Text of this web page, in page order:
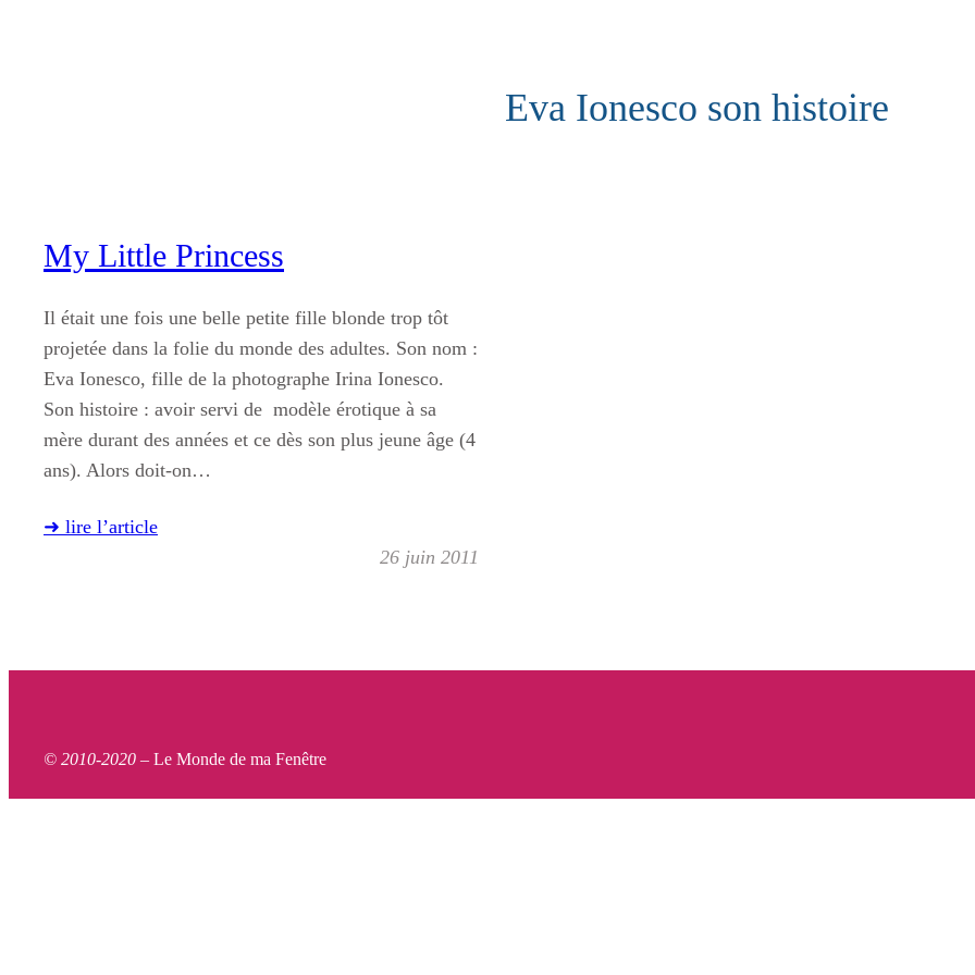
Eva Ionesco son histoire
My Little Princess
Il était une fois une belle petite fille blonde trop tôt
projetée dans la folie du monde des adultes. Son nom :
Eva Ionesco, fille de la photographe Irina Ionesco.
Son histoire : avoir servi de modèle érotique à sa
mère durant des années et ce dès son plus jeune âge (4
ans). Alors doit-on…
➜ lire l’article
26 juin 2011
© 2010-2020 – Le Monde de ma Fenêtre